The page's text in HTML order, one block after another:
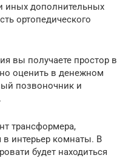
иных дополнительных
ортопедического
вы получаете простор в
оценить в денежном
позвоночник и
трансформера,
в интерьер комнаты. В
будет находиться